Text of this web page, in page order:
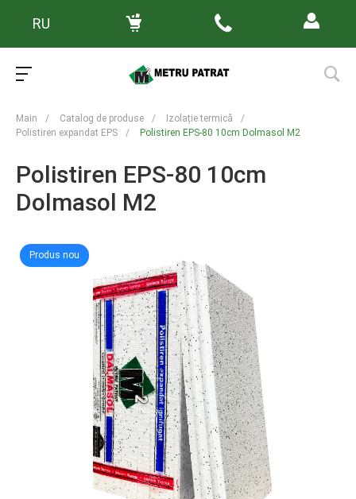
RU
Main / Catalog de produse / Izolație termică
/
Polistiren expandat EPS
/ Polistiren EPS-80 10cm Dolmasol M2
Polistiren EPS-80 10cm
Dolmasol M2
Produs nou